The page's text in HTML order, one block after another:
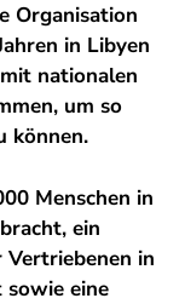
Organisation
in Libyen
nationalen
um so
können.
Menschen in
ein
in
sowie eine